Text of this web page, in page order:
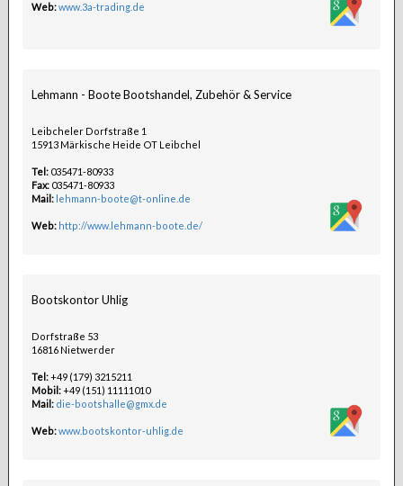
Web:www.3a-trading.de
Lehmann - Boote Bootshandel, Zubehör & Service
Leibcheler Dorfstraße 1
15913 Märkische Heide OT Leibchel
Tel:035471-80933
Fax:035471-80933
Mail: lehmann-boote@t-online.de
Web: http://www.lehmann-boote.de/
Bootskontor Uhlig
Dorfstraße 53
16816 Nietwerder
Tel:+49 (179) 3215211
Mobil:+49 (151) 11111010
Mail: die-bootshalle@gmx.de
Web:www.bootskontor-uhlig.de